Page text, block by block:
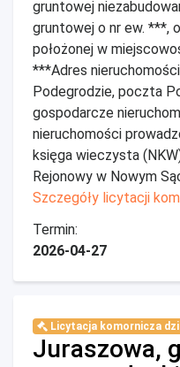
gruntowej
gruntowej o nr ew. ***,
położonej w
***Adres
Podegrodzie, poczta
gospodarcze
nieruchomości
księga wieczysta
Rejonowy w Nowym
Szczegóły licytacji
Termin:
2026-04-27
Licytacja komornicza
Juraszowa,